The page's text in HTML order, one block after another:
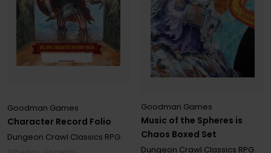
Character Record Folio
Goodman Games
Dungeon Crawl Classics RPG
Music of the Spheres is
Chaos Boxed Set
Goodman Games
Dungeon Crawl Classics RPG